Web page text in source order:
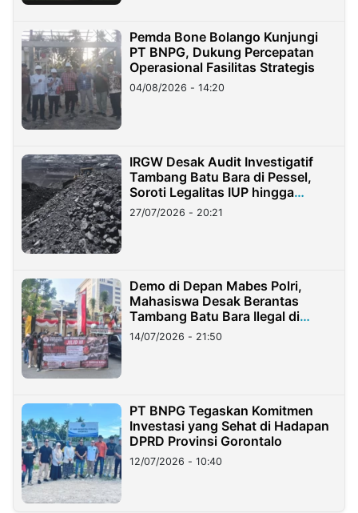
Pemda Bone Bolango Kunjungi
PT BNPG, Dukung Percepatan
Operasional Fasilitas Strategis
04/08/2026 - 14:20
IRGW Desak Audit Investigatif
Tambang Batu Bara di Pessel,
Soroti Legalitas IUP hingga
Stockpile
27/07/2026 - 20:21
Demo di Depan Mabes Polri,
Mahasiswa Desak Berantas
Tambang Batu Bara Ilegal di
Lampung
14/07/2026 - 21:50
PT BNPG Tegaskan Komitmen
Investasi yang Sehat di Hadapan
DPRD Provinsi Gorontalo
12/07/2026 - 10:40